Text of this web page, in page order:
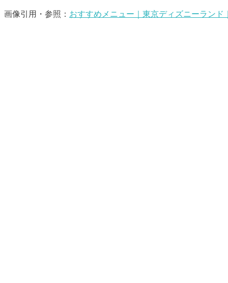
画像引用・参照： おすすめメニュー｜東京ディズニーランド